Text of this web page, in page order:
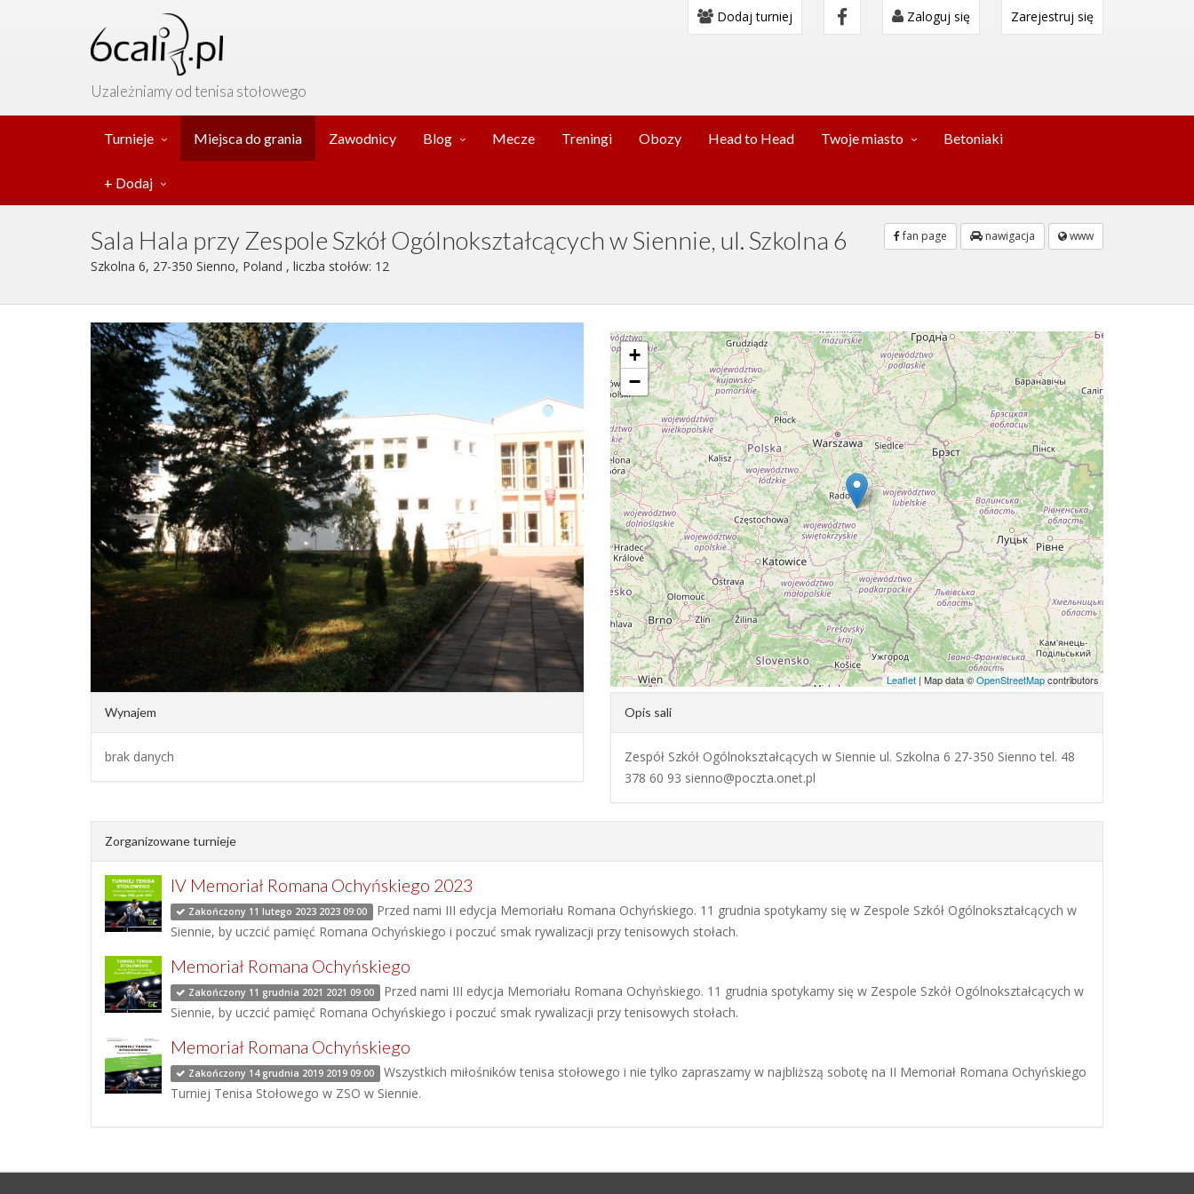
Uzależniamy od tenisa stołowego
Dodaj turniej Zaloguj się Zarejestruj się
Turnieje Miejsca do grania Zawodnicy Blog Mecze Treningi Obozy Head to Head Twoje miasto Betoniaki
+ Dodaj
Sala Hala przy Zespole Szkół Ogólnokształcących w Siennie, ul. Szkolna 6
Szkolna 6, 27-350 Sienno, Poland , liczba stołów: 12
fan page nawigacja www
+
−
Leaflet | Map data ©OpenStreetMapcontributors
Wynajem
brak danych
Opis sali
Zespół Szkół Ogólnokształcących w Siennie ul. Szkolna 6 27-350 Sienno tel. 48
378 60 93 sienno@poczta.onet.pl
Zorganizowane turnieje
IV Memoriał Romana Ochyńskiego 2023
Zakończony 11 lutego 2023 2023 09:00 Przed nami III edycja Memoriału Romana Ochyńskiego. 11 grudnia spotykamy się w Zespole Szkół Ogólnokształcących w
Siennie, by uczcić pamięć Romana Ochyńskiego i poczuć smak rywalizacji przy tenisowych stołach.
Memoriał Romana Ochyńskiego
Zakończony 11 grudnia 2021 2021 09:00 Przed nami III edycja Memoriału Romana Ochyńskiego. 11 grudnia spotykamy się w Zespole Szkół Ogólnokształcących w
Siennie, by uczcić pamięć Romana Ochyńskiego i poczuć smak rywalizacji przy tenisowych stołach.
Memoriał Romana Ochyńskiego
Zakończony 14 grudnia 2019 2019 09:00 Wszystkich miłośników tenisa stołowego i nie tylko zapraszamy w najbliższą sobotę na II Memoriał Romana Ochyńskiego
Turniej Tenisa Stołowego w ZSO w Siennie.